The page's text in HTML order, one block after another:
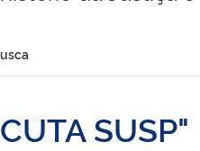
principal de navegação
aqui:
Inicial
SUSP